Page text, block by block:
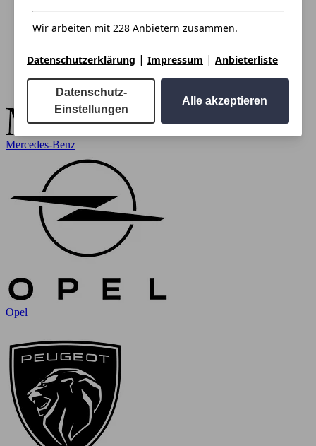
Mercedes-Benz
Opel
Wir arbeiten mit 228 Anbietern zusammen.
Datenschutzerklärung | Impressum | Anbieterliste
Datenschutz-
Einstellungen
Alle akzeptieren